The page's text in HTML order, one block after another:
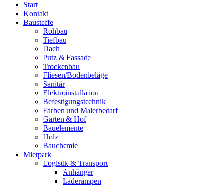
Start
Kontakt
Baustoffe
Rohbau
Tiefbau
Dach
Putz & Fassade
Trockenbau
Fliesen/Bodenbeläge
Sanitär
Elektroinstallation
Befestigungstechnik
Farben und Malerbedarf
Garten & Hof
Bauelemente
Holz
Bauchemie
Mietpark
Logistik & Transport
Anhänger
Laderampen